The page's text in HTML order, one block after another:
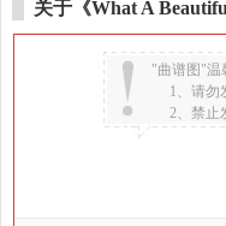
关于《What A
"曲谱图"温
1、请勿
2、禁止